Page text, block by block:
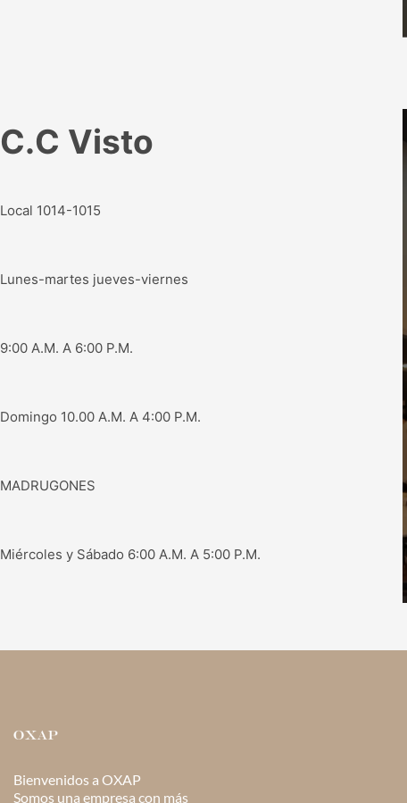
C.C Visto
Local 1014-1015
Lunes-martes jueves-viernes
9:00 A.M. A 6:00 P.M.
Domingo 10.00 A.M. A 4:00 P.M.
MADRUGONES
Miércoles y Sábado 6:00 A.M. A 5:00 P.M.
Bienvenidos a OXAP
Somos una empresa con más